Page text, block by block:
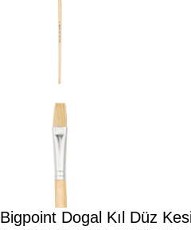
Bigpoint Dogal Kıl Düz